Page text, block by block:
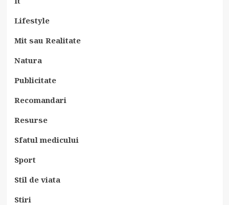
Lifestyle
Mit sau Realitate
Natura
Publicitate
Recomandari
Resurse
Sfatul medicului
Sport
Stil de viata
Stiri